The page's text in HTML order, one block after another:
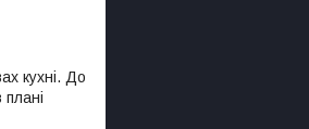
кухні. До